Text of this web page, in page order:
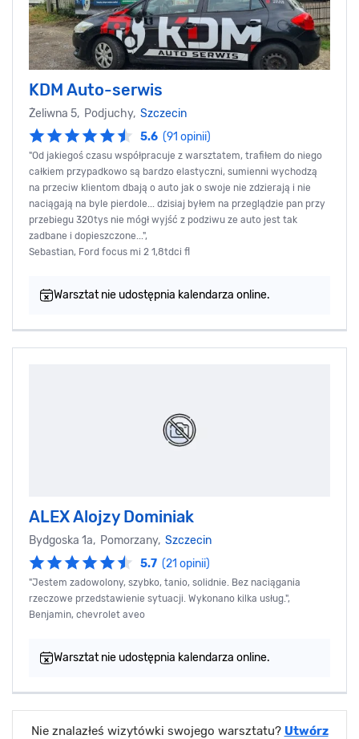
KDM Auto-serwis
Żeliwna 5, Podjuchy, Szczecin
5.6 (91 opinii)
"Od jakiegoś czasu współpracuje z warsztatem, trafiłem do niego
całkiem przypadkowo są bardzo elastyczni, sumienni wychodzą
na przeciw klientom dbają o auto jak o swoje nie zdzierają i nie
naciągają na byle pierdole... dzisiaj byłem na przeglądzie pan przy
przebiegu 320tys nie mógł wyjść z podziwu ze auto jest tak
zadbane i dopieszczone...",
Sebastian, Ford focus mi 2 1,8tdci fl
Warsztat nie udostępnia kalendarza online.
ALEX Alojzy Dominiak
Bydgoska 1a, Pomorzany, Szczecin
5.7 (21 opinii)
"Jestem zadowolony, szybko, tanio, solidnie. Bez naciągania
rzeczowe przedstawienie sytuacji. Wykonano kilka usług.",
Benjamin, chevrolet aveo
Warsztat nie udostępnia kalendarza online.
Nie znalazłeś wizytówki swojego warsztatu? Utwórz